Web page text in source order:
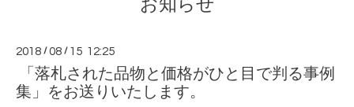
お知らせ
2018 /08 / 15 12:25
「落札された品物と価格がひと目で判る事例
集」をお送りいたします。